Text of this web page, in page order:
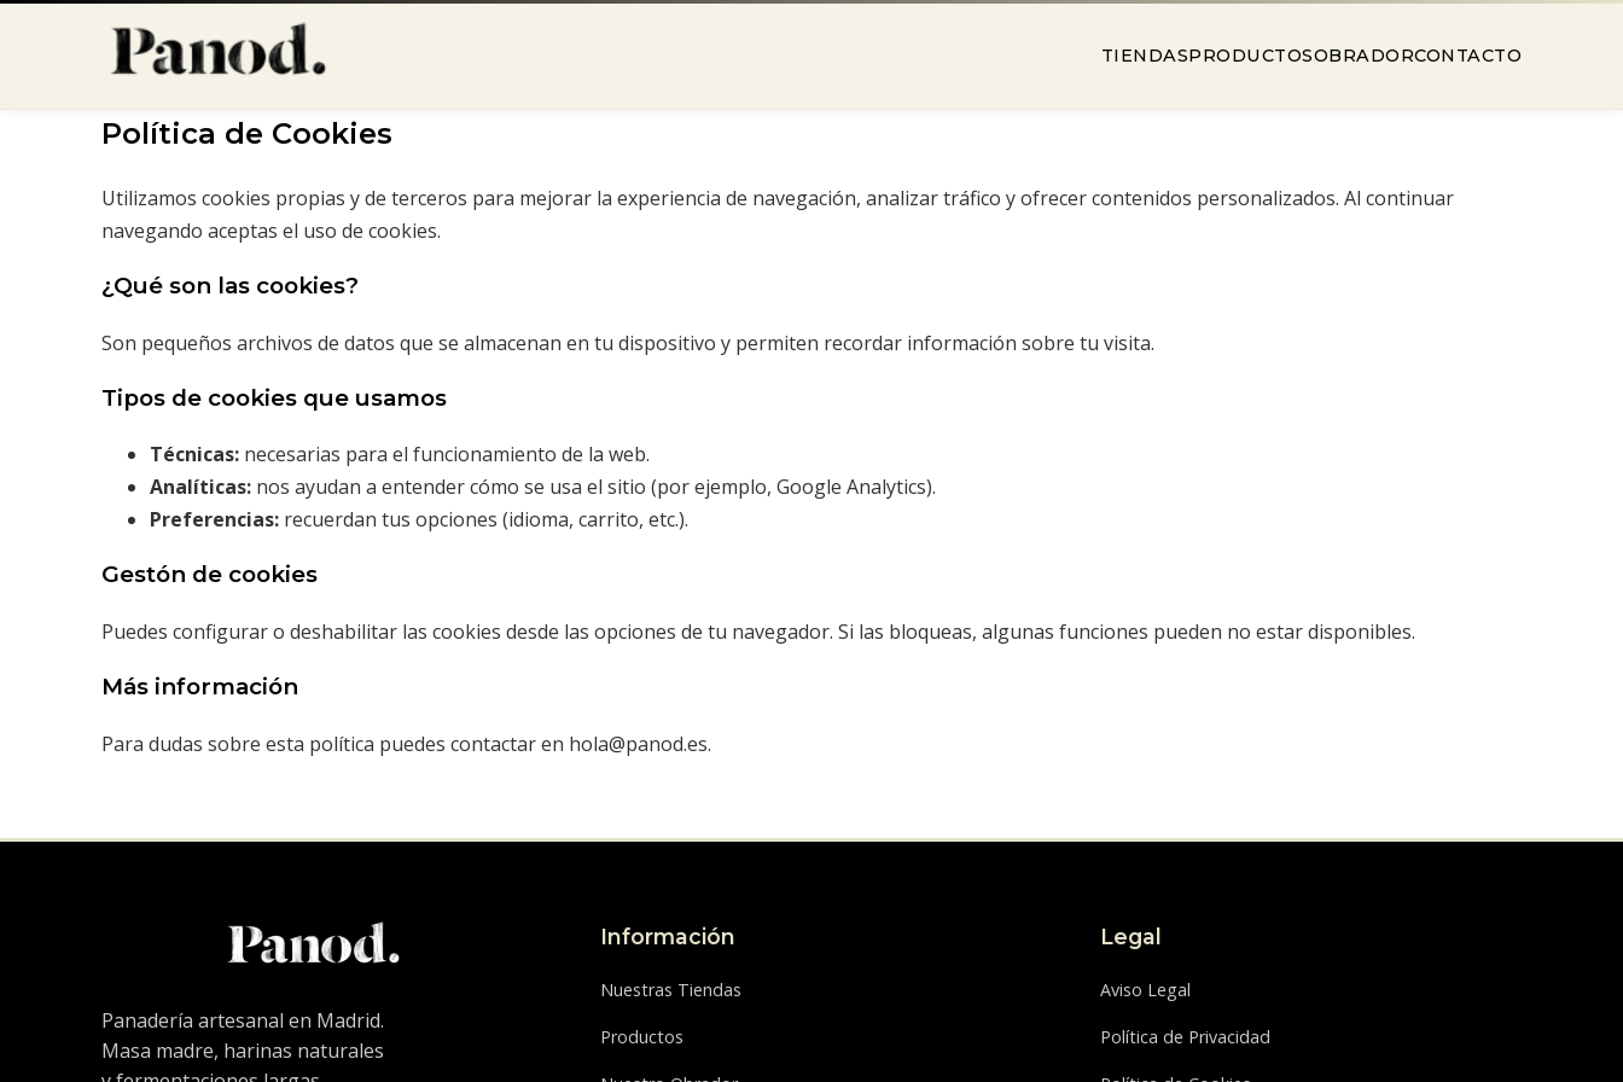
TIENDASPRODUCTOSOBRADORCONTACTO
Política de Cookies
Utilizamos cookies propias y de terceros para mejorar la experiencia de navegación, analizar tráfico y ofrecer contenidos personalizados. Al continuar
navegando aceptas el uso de cookies.
¿Qué son las cookies?
Son pequeños archivos de datos que se almacenan en tu dispositivo y permiten recordar información sobre tu visita.
Tipos de cookies que usamos
Técnicas: necesarias para el funcionamiento de la web.
Analíticas: nos ayudan a entender cómo se usa el sitio (por ejemplo, Google Analytics).
Preferencias: recuerdan tus opciones (idioma, carrito, etc.).
Gestón de cookies
Puedes configurar o deshabilitar las cookies desde las opciones de tu navegador. Si las bloqueas, algunas funciones pueden no estar disponibles.
Más información
Para dudas sobre esta política puedes contactar en hola@panod.es.
Panadería artesanal en Madrid.
Masa madre, harinas naturales
Información
Nuestras Tiendas
Productos
Legal
Aviso Legal
Política de Privacidad